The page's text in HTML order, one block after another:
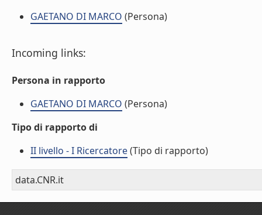
GAETANO DI MARCO (Persona)
Incoming links:
Persona in rapporto
GAETANO DI MARCO (Persona)
Tipo di rapporto di
II livello - I Ricercatore(Tipo di rapporto)
data.CNR.it